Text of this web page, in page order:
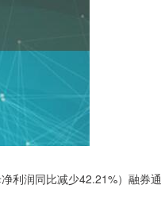
利润同比减少42.21%）融券通